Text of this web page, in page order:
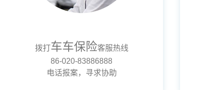
拨打车车保险客服热线
86-020-83886888
电话报案，寻求协助